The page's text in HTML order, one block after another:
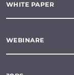
WHITE PAPER
WEBINARE